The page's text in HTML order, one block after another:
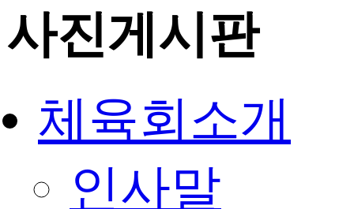
사진게시판
체육회소개
인사말